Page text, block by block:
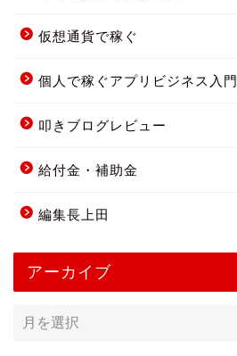
仮想通貨で稼ぐ
個人で稼ぐアプリビジネス入門
叩きブログレビュー
給付金・補助金
編集長上田
アーカイブ